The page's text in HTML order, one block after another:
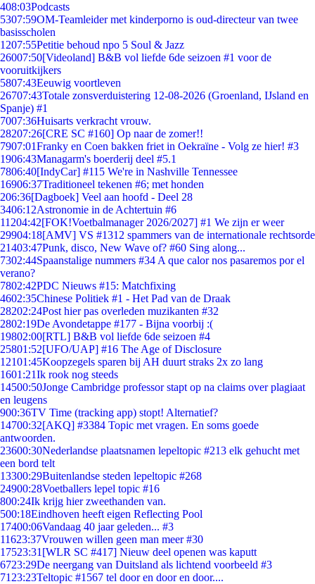
408:03Podcasts
5307:59OM-Teamleider met kinderporno is oud-directeur van twee
basisscholen
1207:55Petitie behoud npo 5 Soul & Jazz
26007:50[Videoland] B&B vol liefde 6de seizoen #1 voor de
vooruitkijkers
5807:43Eeuwig voortleven
26707:43Totale zonsverduistering 12-08-2026 (Groenland, IJsland en
Spanje) #1
7007:36Huisarts verkracht vrouw.
28207:26[CRE SC #160] Op naar de zomer!!
7907:01Franky en Coen bakken friet in Oekraïne - Volg ze hier! #3
1906:43Managarm's boerderij deel #5.1
7806:40[IndyCar] #115 We're in Nashville Tennessee
16906:37Traditioneel tekenen #6; met honden
206:36[Dagboek] Veel aan hoofd - Deel 28
3406:12Astronomie in de Achtertuin #6
11204:42[FOK!Voetbalmanager 2026/2027] #1 We zijn er weer
29904:18[AMV] VS #1312 spammers van de internationale rechtsorde
21403:47Punk, disco, New Wave of? #60 Sing along...
7302:44Spaanstalige nummers #34 A que calor nos pasaremos por el
verano?
7802:42PDC Nieuws #15: Matchfixing
4602:35Chinese Politiek #1 - Het Pad van de Draak
28202:24Post hier pas overleden muzikanten #32
2802:19De Avondetappe #177 - Bijna voorbij :(
19802:00[RTL] B&B vol liefde 6de seizoen #4
25801:52[UFO/UAP] #16 The Age of Disclosure
12101:45Koopzegels sparen bij AH duurt straks 2x zo lang
1601:21Ik rook nog steeds
14500:50Jonge Cambridge professor stapt op na claims over plagiaat
en leugens
900:36TV Time (tracking app) stopt! Alternatief?
14700:32[AKQ] #3384 Topic met vragen. En soms goede
antwoorden.
23600:30Nederlandse plaatsnamen lepeltopic #213 elk gehucht met
een bord telt
13300:29Buitenlandse steden lepeltopic #268
24900:28Voetballers lepel topic #16
800:24Ik krijg hier zweethanden van.
500:18Eindhoven heeft eigen Reflecting Pool
17400:06Vandaag 40 jaar geleden... #3
11623:37Vrouwen willen geen man meer #30
17523:31 [WLR SC #417] Nieuw deel openen was kaputt
6723:29De neergang van Duitsland als lichtend voorbeeld #3
71 23:23Teltopic #1567 tel door en door en door....